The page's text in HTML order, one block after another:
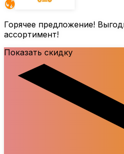
Горячее предложение!
ассортимент!
Показать скидку